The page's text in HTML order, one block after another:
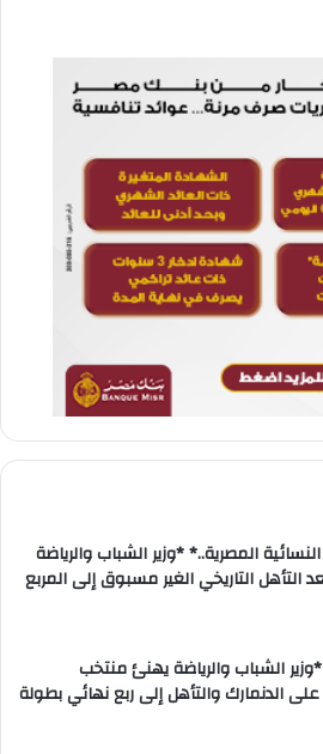
المصرية..* *وزير الشباب والرياضة
التأهل التاريخي الغير مسبوق إلى المربع
الشباب والرياضة يهنئ منتخب
على الدنمارك والتأهل إلى ربع نهائي بطولة